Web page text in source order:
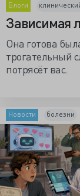
Блоги
Зависимая
Она готова
трогательный
потрясёт вас.
Новости болезни